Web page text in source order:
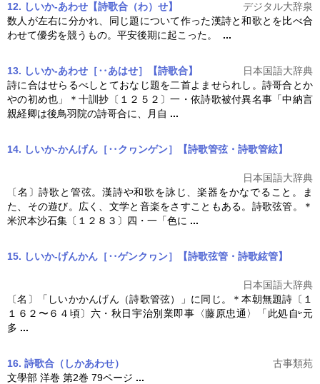
12. しいか‐あわせ【詩歌合（わ）せ】
デジタル大辞泉
数人が左右に分かれ、同じ題について作った漢詩と和歌とを比べ合
わせて優劣を競うもの。平安後期に起こった。 ...
13. しいか‐あわせ［‥あはせ］【詩歌合】
日本国語大辞典
詩に合はせらるべしとておなじ題を二首よませられし。詩哥合とか
やの初め也」＊十訓抄〔１２５２〕一・依詩歌被付異名事「中納言
親経卿は後鳥羽院の詩哥合に、月自 ...
14. しいか‐かんげん［‥クヮンゲン］【詩歌管弦・詩歌管絃】
日本国語大辞典
〔名〕詩歌 と管弦。漢詩や和歌を詠じ、楽器をかなでること。ま
た、その遊び。広く、文学と音楽をさすこともある。 詩歌弦管。＊
米沢本沙石集〔１２８３〕四・一「色に ...
15. しいか‐げんかん［‥ゲンクヮン］【詩歌弦管・詩歌絃管】
日本国語大辞典
〔名〕「しいかかんげん（詩歌管弦）」に同じ。＊本朝無題詩〔１
１６２〜６４頃〕六・秋日宇治別業即事〈藤原忠通〉「此処自 元
多 ...
16. 詩歌合 （しかあわせ）
古事類苑
文學部 洋巻 第2巻 79ページ ...